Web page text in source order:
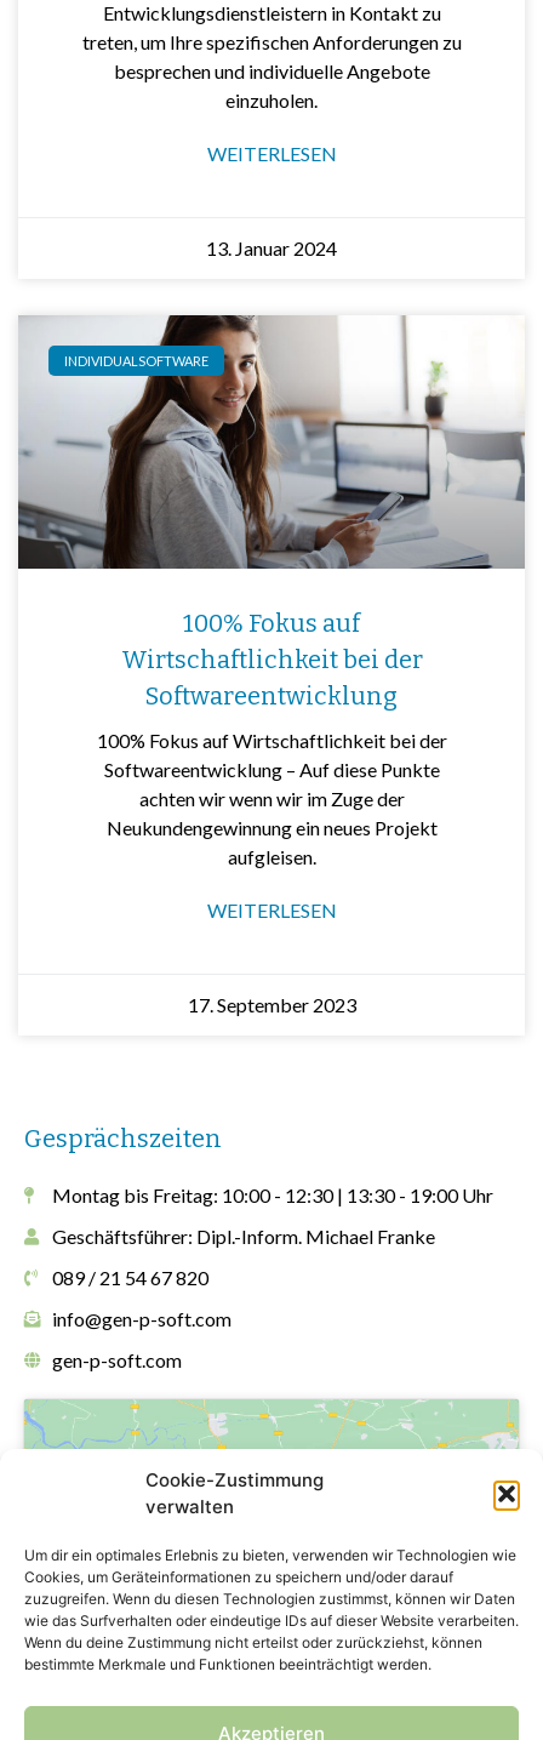
Cookie-Zustimmung
verwalten
Um dir ein optimales Erlebnis zu bieten, verwenden wir Technologien wie
Cookies, um Geräteinformationen zu speichern und/oder darauf
zuzugreifen. Wenn du diesen Technologien zustimmst, können wir Daten
wie das Surfverhalten oder eindeutige IDs auf dieser Website verarbeiten.
Wenn du deine Zustimmung nicht erteilst oder zurückziehst, können
bestimmte Merkmale und Funktionen beeinträchtigt werden.
Akzeptieren
Entwicklungsdienstleistern in Kontakt zu
treten, um Ihre spezifischen Anforderungen zu
besprechen und individuelle Angebote
einzuholen.
WEITERLESEN
13. Januar 2024
INDIVIDUALSOFTWARE
100% Fokus auf
Wirtschaftlichkeit bei der
Softwareentwicklung
100% Fokus auf Wirtschaftlichkeit bei der
Softwareentwicklung – Auf diese Punkte
achten wir wenn wir im Zuge der
Neukundengewinnung ein neues Projekt
aufgleisen.
WEITERLESEN
17. September 2023
Gesprächszeiten
Montag bis Freitag: 10:00 - 12:30 | 13:30 - 19:00 Uhr
Geschäftsführer: Dipl.-Inform. Michael Franke
089 / 21 54 67 820
info@gen-p-soft.com
gen-p-soft.com
Klicke hier, um Marketing-Cookies zu
akzeptieren und diesen Inhalt zu
aktivieren